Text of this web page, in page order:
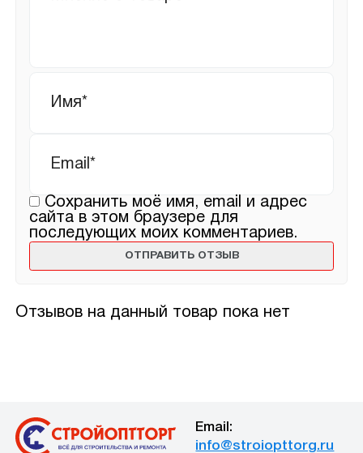
Отзывов на данный товар пока нет
Сохранить моё имя, email и адрес
сайта в этом браузере для
последующих моих комментариев.
Email:
info@stroiopttorg.ru